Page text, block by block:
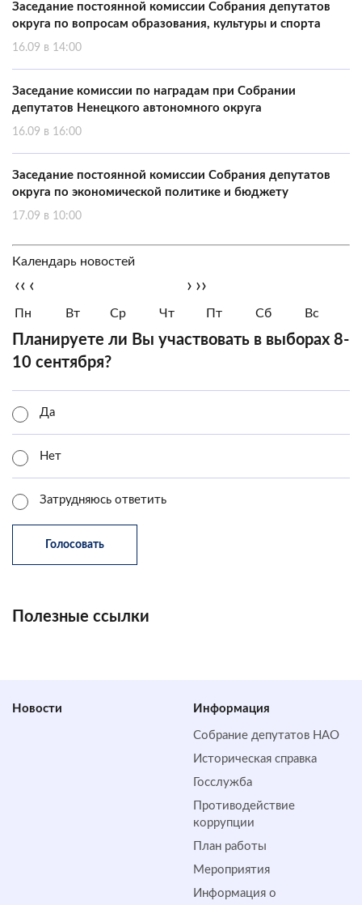
Заседание постоянной комиссии Собрания депутатов
округа по вопросам образования, культуры и спорта
16.09 в 14:00
Заседание комиссии по наградам при Собрании
депутатов Ненецкого автономного округа
16.09 в 16:00
Заседание постоянной комиссии Собрания депутатов
округа по экономической политике и бюджету
17.09 в 10:00
Календарь новостей
‹‹ ‹ › ››
Пн Вт Ср Чт Пт Сб Вс
Планируете ли Вы участвовать в выборах 8-
10 сентября?
Да
Нет
Затрудняюсь ответить
Полезные ссылки
Новости Информация
Собрание депутатов НАО
Историческая справка
Госслужба
Противодействие
коррупции
План работы
Мероприятия
Информация о